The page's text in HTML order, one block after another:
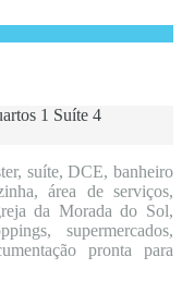
1 Suíte 4
suíte, DCE, banheiro
área de serviços,
da Morada do Sol,
supermercados,
pronta para